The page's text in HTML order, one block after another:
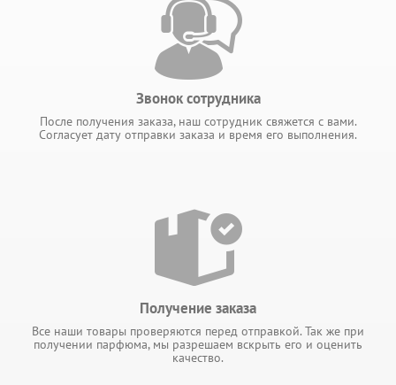
Звонок сотрудника
После получения заказа, наш сотрудник свяжется с вами.
Согласует дату отправки заказа и время его выполнения.
Получение заказа
Все наши товары проверяются перед отправкой. Так же при
получении парфюма, мы разрешаем вскрыть его и оценить
качество.